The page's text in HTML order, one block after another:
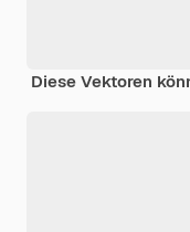
Diese Vektoren